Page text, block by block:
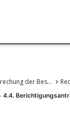
Rechtsprechung der Beschwerdekammern des EPA
4.4.